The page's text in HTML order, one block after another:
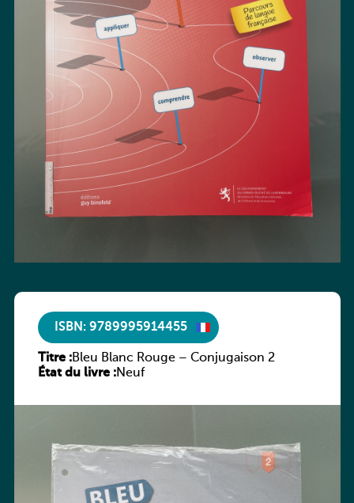
ISBN: 9789995914455
Titre :Bleu Blanc Rouge – Conjugaison 2
État du livre :Neuf